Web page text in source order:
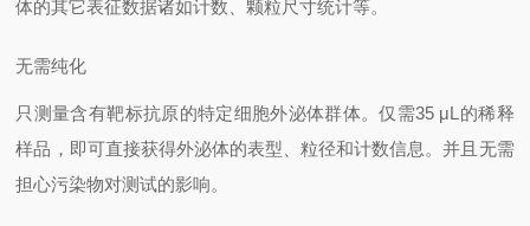
体的其它表征数据诸如计数、颗粒尺寸统计等。
无需纯化
只测量含有靶标抗原的特定细胞外泌体群体。仅需35 μL的稀释
样品，即可直接获得外泌体的表型、粒径和计数信息。并且无需
担心污染物对测试的影响。